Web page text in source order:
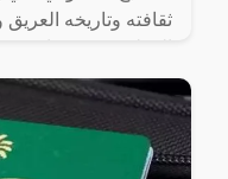
ثقافته وتاريخه
واللحم المفروم